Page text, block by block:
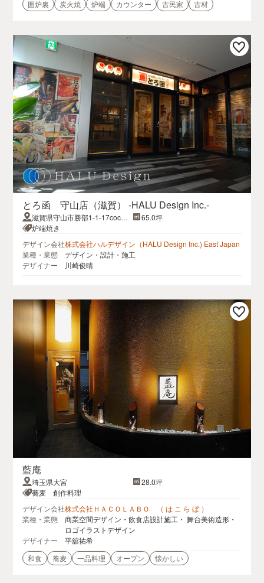
囲炉裏 炭火焼 炉端 カウンター 古民家 古材
とろ函 守山店（滋賀） -HALU Design Inc.-
滋賀県守山市勝部1-1-17cocott
e MORIYAMA 2F
65.0坪
炉端焼き
デザイン会社株式会社ハルデザイン（HALU Design Inc.) East Japan
業種・業態
デザイン・設計・施工
デザイナー
川崎俊晴
藍庵
埼玉県大宮
28.0坪
蕎麦 創作料理
デザイン会社株式会社ＨＡＣＯＬＡＢＯ （ は こ ら ぼ ）
業種・業態
商業空間デザイン・飲食店設計施工・ 舞台美術造形・
ロゴイラストデザイン
デザイナー
平舘祐希
和食
蕎麦 一品料理 オープン 懐かしい